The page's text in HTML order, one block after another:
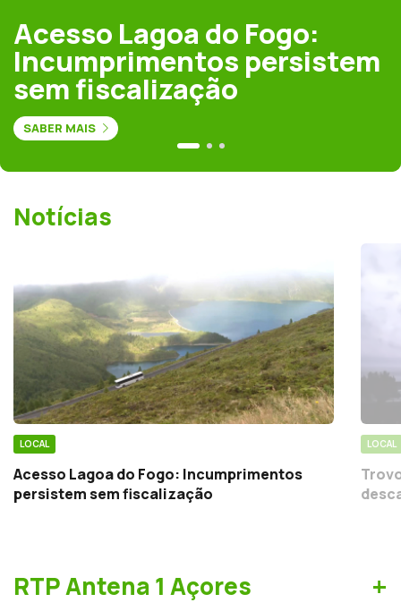
Acesso Lagoa do Fogo:
Incumprimentos persistem
sem fiscalização
SABER MAIS
Notícias
LOCAL
Acesso Lagoa do Fogo: Incumprimentos
persistem sem fiscalização
LOCAL
RTP Antena 1 Açores +